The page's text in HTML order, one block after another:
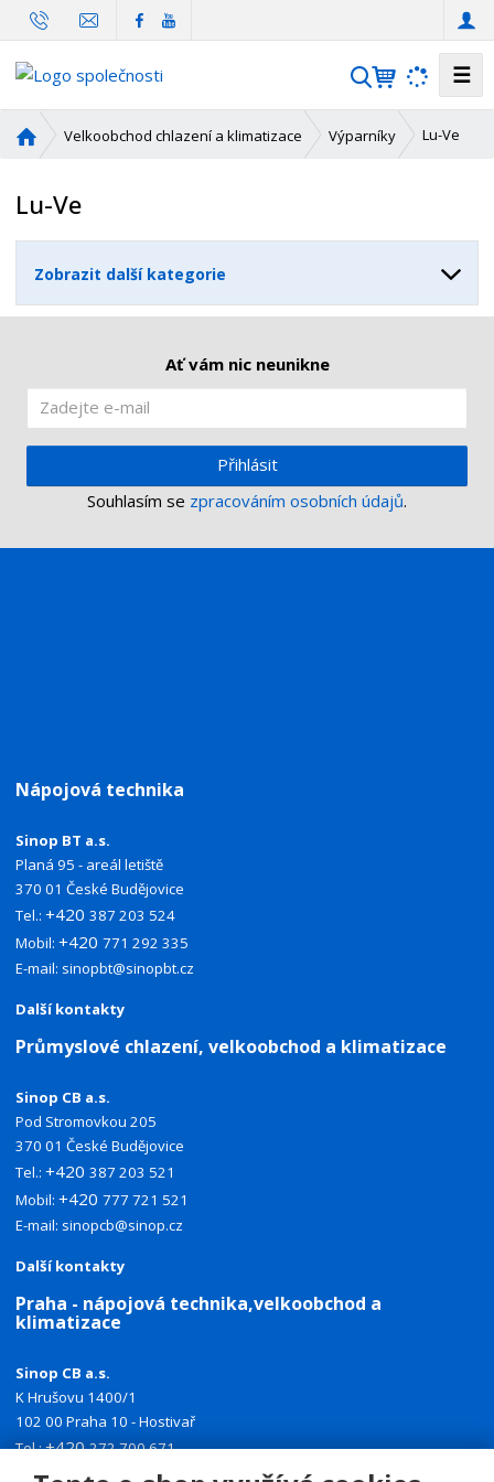
V
h
a
☰
v
d
s
t
a
Velkoobchod chlazení a klimatizace Výparníky Lu-Ve
Lu-Ve
Zobrazit další kategorie
Ať vám nic neunikne
Přihlásit
Souhlasím se zpracováním osobních údajů.
Nápojová technika
Sinop BT a.s.
Planá 95 - areál letiště
370 01 České Budějovice
Tel.:+420387 203 524
Mobil:+420771 292 335
E-mail: sinopbt@sinopbt.cz
Další kontakty
Průmyslové chlazení, velkoobchod a klimatizace
Sinop CB a.s.
Pod Stromovkou 205
370 01 České Budějovice
Tel.:+420387 203 521
Mobil:+420777 721 521
E-mail: sinopcb@sinop.cz
Další kontakty
Praha - nápojová technika,velkoobchod a
klimatizace
Sinop CB a.s.
K Hrušovu 1400/1
102 00 Praha 10 - Hostivař
Tel.:+420272 700 671
Mobil:+420774 335 918